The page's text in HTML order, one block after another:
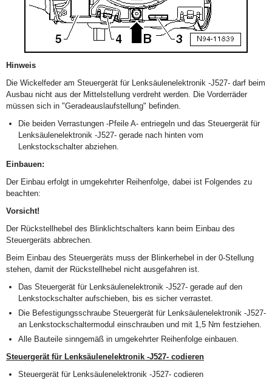
Hinweis
Die Wickelfeder am Steuergerät für Lenksäulenelektronik -J527- darf beim
Ausbau nicht aus der Mittelstellung verdreht werden. Die Vorderräder
müssen sich in "Geradeauslaufstellung" befinden.
Die beiden Verrastungen -Pfeile A- entriegeln und das Steuergerät für
Lenksäulenelektronik -J527- gerade nach hinten vom
Lenkstockschalter abziehen.
Einbauen:
Der Einbau erfolgt in umgekehrter Reihenfolge, dabei ist Folgendes zu
beachten:
Vorsicht!
Der Rückstellhebel des Blinklichtschalters kann beim Einbau des
Steuergeräts abbrechen.
Beim Einbau des Steuergeräts muss der Blinkerhebel in der 0-Stellung
stehen, damit der Rückstellhebel nicht ausgefahren ist.
Das Steuergerät für Lenksäulenelektronik -J527- gerade auf den
Lenkstockschalter aufschieben, bis es sicher verrastet.
Die Befestigungsschraube Steuergerät für Lenksäulenelektronik -J527-
an Lenkstockschaltermodul einschrauben und mit 1,5 Nm festziehen.
Alle Bauteile sinngemäß in umgekehrter Reihenfolge einbauen.
Steuergerät für Lenksäulenelektronik -J527- codieren
Steuergerät für Lenksäulenelektronik -J527- codieren